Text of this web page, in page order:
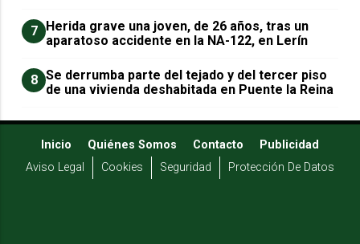
7 Herida grave una joven, de 26 años, tras un
aparatoso accidente en la NA-122, en Lerín
8 Se derrumba parte del tejado y del tercer piso
de una vivienda deshabitada en Puente la Reina
Inicio Quiénes Somos Contacto
Publicidad
Aviso Legal
Cookies Seguridad Protección De Datos